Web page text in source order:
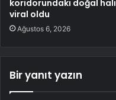
koridorundaki doğal hali
viral oldu
Ağustos 6, 2026
Bir yanıt yazın